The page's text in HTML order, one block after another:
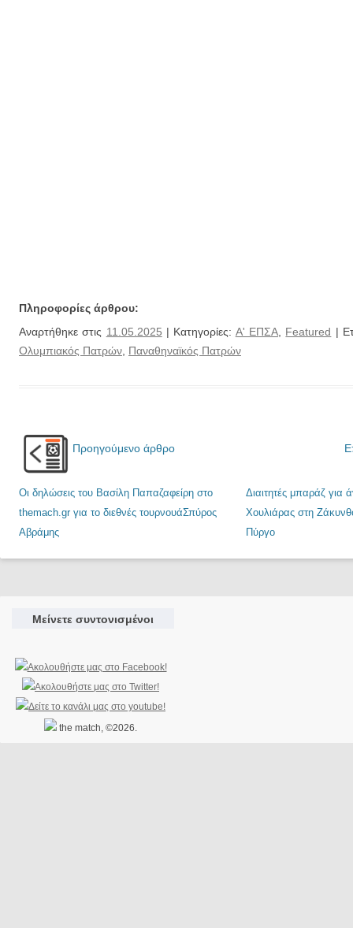
Πληροφορίες άρθρου:
Αναρτήθηκε στις 11.05.2025 | Κατηγορίες: Α' ΕΠΣΑ, Featured |
Ολυμπιακός Πατρών, Παναθηναϊκός Πατρών
Προηγούμενο άρθρο
Οι δηλώσεις του Βασίλη Παπαζαφείρη στο
themach.gr για το διεθνές τουρνουάΣπύρος
Αβράμης
Διαιτητές μπαράζ για
Χουλιάρας στη
Πύργο
Μείνετε συντονισμένοι
the match, ©2026.